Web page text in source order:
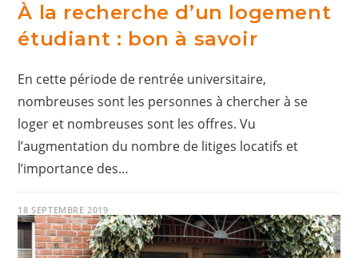
À la recherche d’un logement
étudiant : bon à savoir
En cette période de rentrée universitaire,
nombreuses sont les personnes à chercher à se
loger et nombreuses sont les offres. Vu
l’augmentation du nombre de litiges locatifs et
l’importance des…
18 SEPTEMBRE 2019